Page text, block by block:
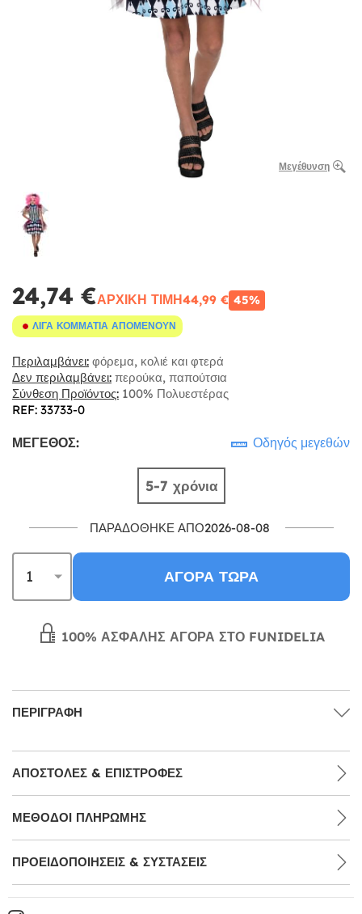
Μεγέθυνση
24,74 €ΑΡΧΙΚΉ ΤΙΜΉ44,99 € 45%
ΛΊΓΑ ΚΟΜΜΆΤΙΑ ΑΠΟΜΈΝΟΥΝ
Περιλαμβάνει: φόρεμα, κολιέ και φτερά
Δεν περιλαμβάνει: περούκα, παπούτσια
Σύνθεση Προϊόντος: 100% Πολυεστέρας
REF: 33733-0
ΜΈΓΕΘΟΣ: Οδηγός μεγεθών
5-7 χρόνια
ΠΑΡΑΔΌΘΗΚΕ ΑΠΌ2026-08-08
ΑΓΟΡΆ ΤΏΡΑ
100% ΑΣΦΑΛΉΣ ΑΓΟΡΆ ΣΤΟ FUNIDELIA
ΠΕΡΙΓΡΑΦΉ
ΑΠΟΣΤΟΛΈΣ & ΕΠΙΣΤΡΟΦΈΣ
ΜΕΘΌΔΟΙ ΠΛΗΡΩΜΉΣ
ΠΡΟΕΙΔΟΠΟΙΉΣΕΙΣ & ΣΥΣΤΆΣΕΙΣ